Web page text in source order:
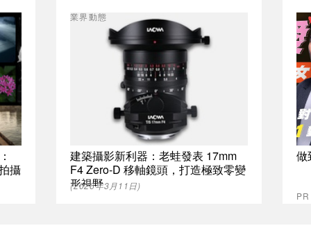
攝
建築攝影新利器：老蛙發表 17mm
F4 Zero-D 移軸鏡頭，打造極致零變
形視野
業界動態
(2026年3月11日)
做